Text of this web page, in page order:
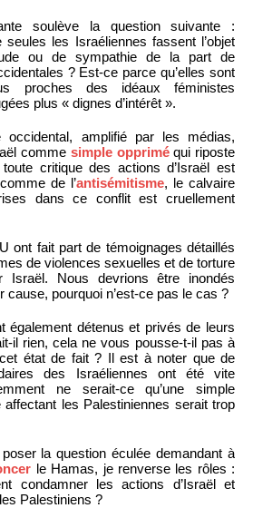
soulève la question suivante :
les Israéliennes fassent l’objet
ou de sympathie de la part de
? Est-ce parce qu’elles sont
proches des idéaux féministes
plus « dignes d’intérêt ».
occidental, amplifié par les médias,
comme simple oppriméqui riposte
critique des actions d’Israël est
de l’antisémitisme, le calvaire
dans ce conflit est cruellement
ont fait part de témoignages détaillés
de violences sexuelles et de torture
Nous devrions être inondés
cause, pourquoi n’est-ce pas le cas ?
également détenus et privés de leurs
il rien, cela ne vous pousse-t-il pas à
état de fait ? Il est à noter que de
des Israéliennes ont été vite
ne serait-ce qu’une simple
les Palestiniennes serait trop
la question éculée demandant à
le Hamas, je renverse les rôles :
condamner les actions d’Israël et
Palestiniens ?